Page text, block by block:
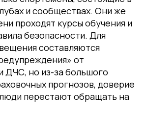
и сообществах. Они же
проходят курсы обучения и
безопасности. Для
составляются
от
ДЧС, но из-за большого
прогнозов, доверие
перестают обращать на